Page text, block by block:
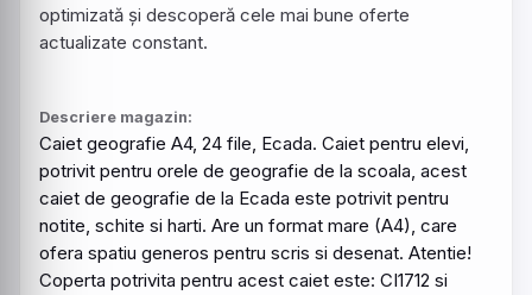
optimizată și descoperă cele mai bune oferte
actualizate constant.
Descriere magazin:
Caiet geografie A4, 24 file, Ecada. Caiet pentru elevi,
potrivit pentru orele de geografie de la scoala, acest
caiet de geografie de la Ecada este potrivit pentru
notite, schite si harti. Are un format mare (A4), care
ofera spatiu generos pentru scris si desenat. Atentie!
Coperta potrivita pentru acest caiet este: CI1712 si